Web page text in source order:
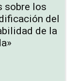
sobre los
del
de la